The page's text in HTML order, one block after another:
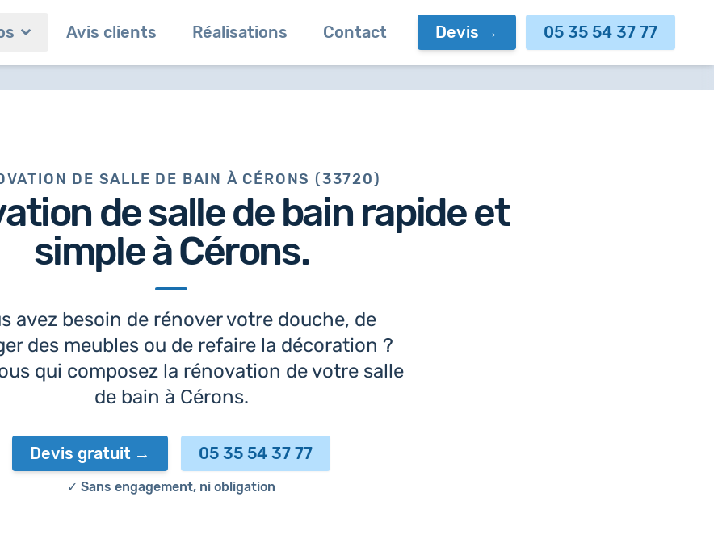
Avis clients Réalisations Contact Devis 05 35 54 37 77
DE SALLE DE BAIN À CÉRONS (33720)
de salle de bain rapide et
simple à Cérons.
avez besoin de rénover votre douche, de
des meubles ou de refaire la décoration ?
qui composez la rénovation de votre salle
de bain à Cérons.
Devis gratuit 05 35 54 37 77
✓ Sans engagement, ni obligation